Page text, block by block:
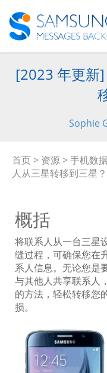
[2023 年更新
Sophie
首页 > 资源 >手机数
人从三星转移到三星？
概括
将联系人从一台三星
缝过程，可确保您在
系人信息。无论您是
与其他人共享联系人
的方法，轻松转移您
损。